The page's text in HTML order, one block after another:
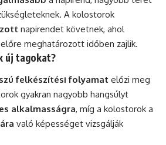
A kolostorok
napirendet követnek, ahol
meghatározott időben zajlik.
új tagokat?
felkészítési folyamat előzi meg
gyakran nagyobb hangsúlyt
alkalmasságra, míg a kolostorok a
való képességet vizsgálják